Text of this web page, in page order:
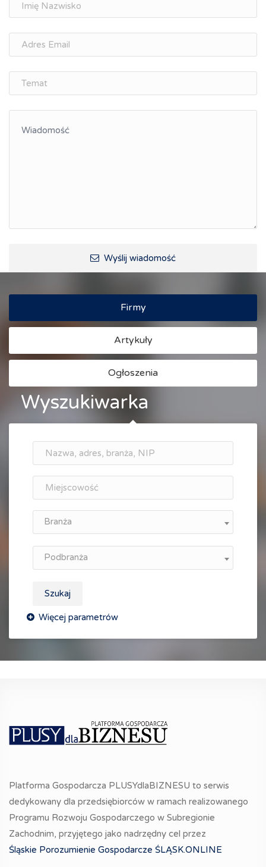
Wyślij wiadomość
Firmy
Artykuły
Ogłoszenia
Wyszukiwarka
Branża
Podbranża
Szukaj
Platforma Gospodarcza PLUSYdlaBIZNESU to serwis
dedykowany dla przedsiębiorców w ramach realizowanego
Programu Rozwoju Gospodarczego w Subregionie
Zachodnim, przyjętego jako nadrzędny cel przez
Śląskie Porozumienie Gospodarcze ŚLĄSK.ONLINE